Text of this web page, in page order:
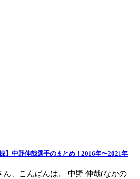
】中野伸哉選手のまとめ！2016年〜2021年
ん、こんばんは。 中野 伸哉(なかの